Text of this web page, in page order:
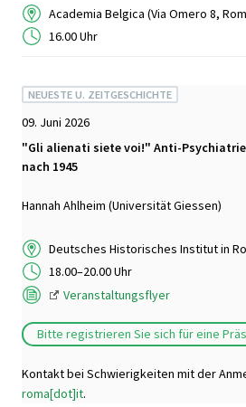
Academia Belgica (Via Omero 8,
16.00 Uhr
NEUESTE U. ZEITGESCHICHTE
09. Juni 2026
"Gli alienati siete voi!" Anti-
nach 1945
Hannah Ahlheim (Universität Giessen)
Deutsches Historisches Institut in
18.00–20.00 Uhr
Veranstaltungsflyer
Bitte registrieren Sie sich für eine
Kontakt bei Schwierigkeiten mit der
roma[dot]it.